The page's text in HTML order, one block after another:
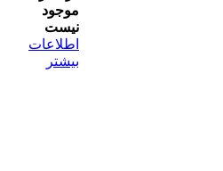
موجود
نیست
اطلاعات
بیشتر